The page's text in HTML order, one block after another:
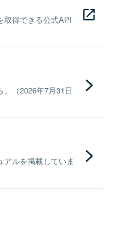
取得できる公式API
（2026年7月31日
ルを掲載していま